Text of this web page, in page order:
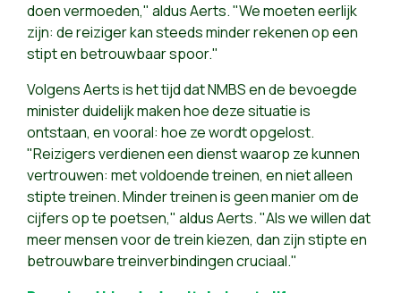
doen vermoeden," aldus Aerts. "We moeten eerlijk
zijn: de reiziger kan steeds minder rekenen op een
stipt en betrouwbaar spoor."
Volgens Aerts is het tijd dat NMBS en de bevoegde
minister duidelijk maken hoe deze situatie is
ontstaan, en vooral: hoe ze wordt opgelost.
"Reizigers verdienen een dienst waarop ze kunnen
vertrouwen: met voldoende treinen, en niet alleen
stipte treinen. Minder treinen is geen manier om de
cijfers op te poetsen," aldus Aerts. "Als we willen dat
meer mensen voor de trein kiezen, dan zijn stipte en
betrouwbare treinverbindingen cruciaal."